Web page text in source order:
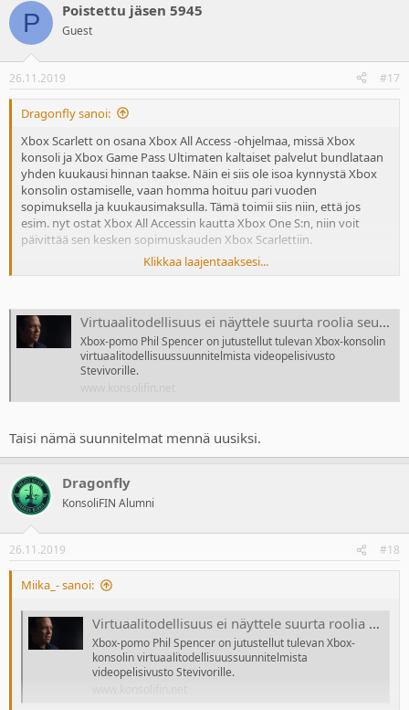
c
i
s
:
P Poistettu jäsen 5945
Guest
26.11.2019 #17
Dragonfly sanoi:
Xbox Scarlett on osana Xbox All Access -ohjelmaa, missä Xbox
konsoli ja Xbox Game Pass Ultimaten kaltaiset palvelut bundlataan
yhden kuukausi hinnan taakse. Näin ei siis ole isoa kynnystä Xbox
konsolin ostamiselle, vaan homma hoituu pari vuoden
sopimuksella ja kuukausimaksulla. Tämä toimii siis niin, että jos
esim. nyt ostat Xbox All Accessin kautta Xbox One S:n, niin voit
päivittää sen kesken sopimuskauden Xbox Scarlettiin.
Tällä arvatenkin helpotetaan siirtymää uuteen sukupolveen ilman
Lähde:https://www.tomsguide.com/news/microsoft-is-making-it-
easier-to-get-xbox-project-scarlett
Vielä tuosta Xbox Scarlettin VR tuesta. Siellä on Microsoft vienyt
patentteja eteenpäin. On kameraa, VR-kypärää, stylusta, liikkeen
tuleman pitää.
Gaming Coverage | Tom's Guide
The latest Gaming news, comment, reviews and features from the
experts at Tom's Guide
www.tomsguide.com
Klikkaa laajentaaksesi...
Virtuaalitodellisuus ei näyttele suurta roolia seuraavan sukupolven Xboxilla – "Kukaan ei kaipaa sitä"
Xbox-pomo Phil Spencer on jutustellut tulevan Xbox-konsolin
virtuaalitodellisuussuunnitelmista videopelisivusto
Stevivorille.
Taisi nämä suunnitelmat mennä uusiksi.
Dragonfly
KonsoliFIN Alumni
26.11.2019 #18
Miika_- sanoi:
Virtuaalitodellisuus ei näyttele suurta roolia seuraavan sukupolven Xboxilla – "Kukaan ei kaipaa sitä"
Xbox-pomo Phil Spencer on jutustellut tulevan Xbox-
konsolin virtuaalitodellisuussuunnitelmista
videopelisivusto Stevivorille.